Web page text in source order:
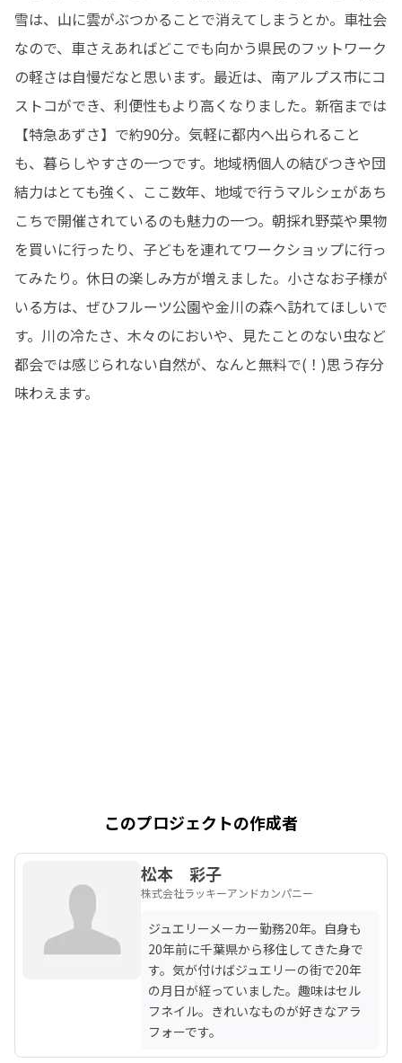
雪は、山に雲がぶつかることで消えてしまうとか。車社会
なので、車さえあればどこでも向かう県民のフットワーク
の軽さは自慢だなと思います。最近は、南アルプス市にコ
ストコができ、利便性もより高くなりました。新宿までは
【特急あずさ】で約90分。気軽に都内へ出られること
も、暮らしやすさの一つです。地域柄個人の結びつきや団
結力はとても強く、ここ数年、地域で行うマルシェがあち
こちで開催されているのも魅力の一つ。朝採れ野菜や果物
を買いに行ったり、子どもを連れてワークショップに行っ
てみたり。休日の楽しみ方が増えました。小さなお子様が
いる方は、ぜひフルーツ公園や金川の森へ訪れてほしいで
す。川の冷たさ、木々のにおいや、見たことのない虫など
都会では感じられない自然が、なんと無料で(！)思う存分
味わえます。
このプロジェクトの作成者
松本 彩子
株式会社ラッキーアンドカンパニー
ジュエリーメーカー勤務20年。自身も
20年前に千葉県から移住してきた身で
す。気が付けばジュエリーの街で20年
の月日が経っていました。趣味はセル
フネイル。きれいなものが好きなアラ
フォーです。